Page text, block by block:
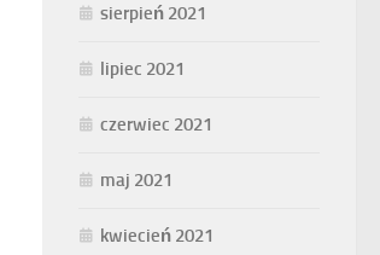
sierpień 2021
lipiec 2021
czerwiec 2021
maj 2021
kwiecień 2021